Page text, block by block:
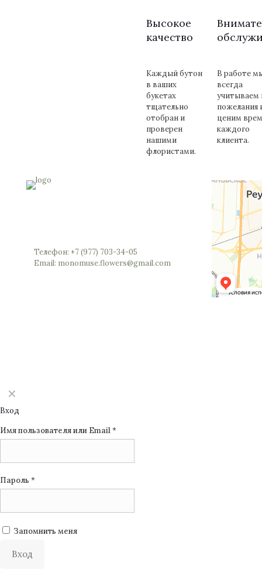
Высокое
качество
Каждый бутон
в ваших
букетах
тщательно
отобран и
проверен
нашими
флористами.
В работе
всегда
учитываем
пожелания
ценим
каждого
клиента.
Телефон: +7 (977) 703-34-05
Email: monomuse.flowers@gmail.com
✕
Вход
Имя пользователя или Email*
Пароль *
Запомнить меня
Вход